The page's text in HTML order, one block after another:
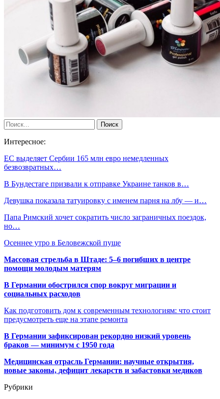
Интересное:
ЕС выделяет Сербии 165 млн евро немедленных
безвозвратных…
В Бундестаге призвали к отправке Украине танков в…
Девушка показала татуировку с именем парня на лбу — и…
Папа Римский хочет сократить число заграничных поездок,
но…
Осеннее утро в Беловежской пуще
Массовая стрельба в Штаде: 5–6 погибших в центре
помощи молодым матерям
В Германии обострился спор вокруг миграции и
социальных расходов
Как подготовить дом к современным технологиям: что стоит
предусмотреть еще на этапе ремонта
В Германии зафиксирован рекордно низкий уровень
браков — минимум с 1950 года
Медицинская отрасль Германии: научные открытия,
новые законы, дефицит лекарств и забастовки медиков
Рубрики